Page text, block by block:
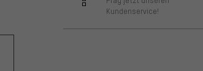
Kundenservice!